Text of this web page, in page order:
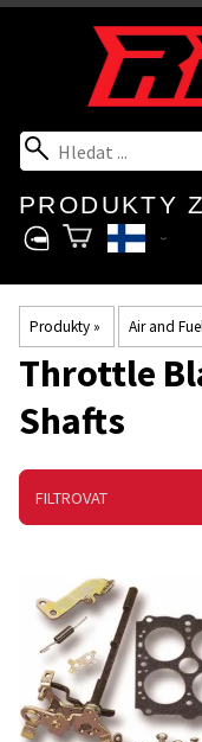
PRODUKTY
Produkty‪» Air and
Throttle
Shafts
FILTROVAT